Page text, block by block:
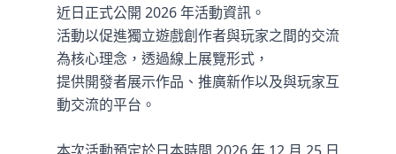
近日正式公開 2026 年活動資訊。
活動以促進獨立遊戲創作者與玩家之間的交流
為核心理念，透過線上展覽形式，
提供開發者展示作品、推廣新作以及與玩家互
動交流的平台。